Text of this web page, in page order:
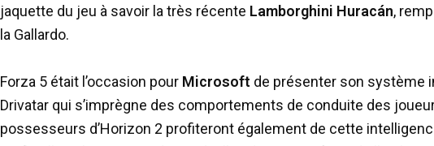
jaquette du jeu à savoir la très récente Lamborghini Huracán,
la Gallardo.
Forza 5 était l’occasion pour Microsoft de présenter son système
Drivatar qui s’imprègne des comportements de conduite des
possesseurs d’Horizon 2 profiteront également de cette